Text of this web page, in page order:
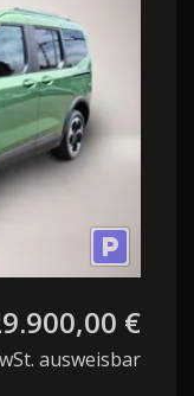
€
ausweisbar